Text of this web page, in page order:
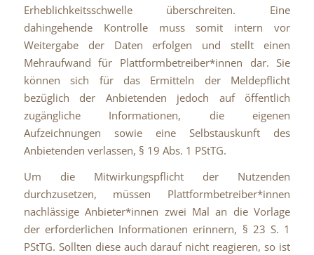
Erheblichkeitsschwelle überschreiten. Eine
dahingehende Kontrolle muss somit intern vor
Weitergabe der Daten erfolgen und stellt einen
Mehraufwand für Plattformbetreiber*innen dar. Sie
können sich für das Ermitteln der Meldepflicht
bezüglich der Anbietenden jedoch auf öffentlich
zugängliche Informationen, die eigenen
Aufzeichnungen sowie eine Selbstauskunft des
Anbietenden verlassen, § 19 Abs. 1 PStTG.
Um die Mitwirkungspflicht der Nutzenden
durchzusetzen, müssen Plattformbetreiber*innen
nachlässige Anbieter*innen zwei Mal an die Vorlage
der erforderlichen Informationen erinnern, § 23 S. 1
PStTG. Sollten diese auch darauf nicht reagieren, so ist